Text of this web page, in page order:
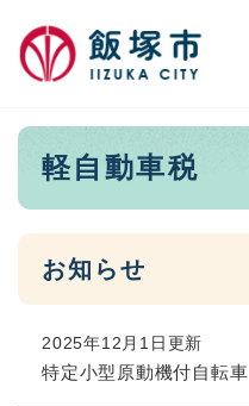
本
軽自動車税
お知らせ
2025年12月1日更新
特定小型原動機付自転車